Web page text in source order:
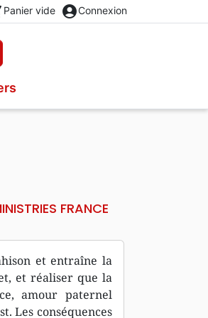
Panier vide account_circleConnexion
FRANCE
et entraîne la
et réaliser que la
amour paternel
Les conséquences